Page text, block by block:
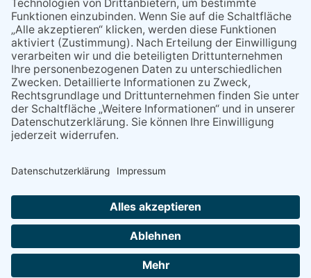
11.03.2026
"Plakatverbot für überregionale
Demos"
04.02.2026
Gelbe Tonne – Ein kleiner Blick
über den Tellerand
04.02.2026
Plastikersparnis durch Nutzung
von Gelber Tonne statt Säcken
NACH OBEN
Alle Rechte vorbehalten - Eppsteiner Zeitung Druck- und Verlags-
GmbH